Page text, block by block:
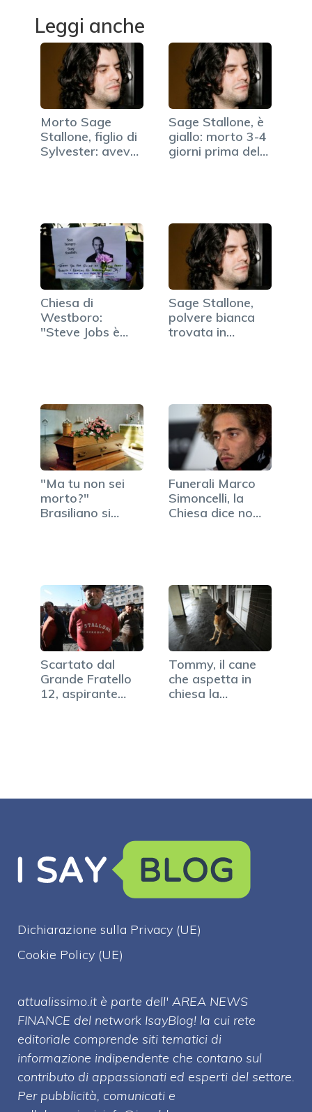
Leggi anche
Morto Sage
Stallone, figlio di
Sylvester: aveva
Sage Stallone, è
giallo: morto 3-4
giorni prima del…
Chiesa di
Westboro:
"Steve Jobs è
Sage Stallone,
polvere bianca
trovata in
"Ma tu non sei
morto?"
Brasiliano si
Funerali Marco
Simoncelli, la
Chiesa dice no
Scartato dal
Grande Fratello
12, aspirante…
Tommy, il cane
che aspetta in
chiesa la
Dichiarazione sulla Privacy (UE)
Cookie Policy (UE)
attualissimo.it è parte dell' AREA NEWS
FINANCE del network IsayBlog! la cui rete
editoriale comprende siti tematici di
informazione indipendente che contano sul
contributo di appassionati ed esperti del settore.
Per pubblicità, comunicati e